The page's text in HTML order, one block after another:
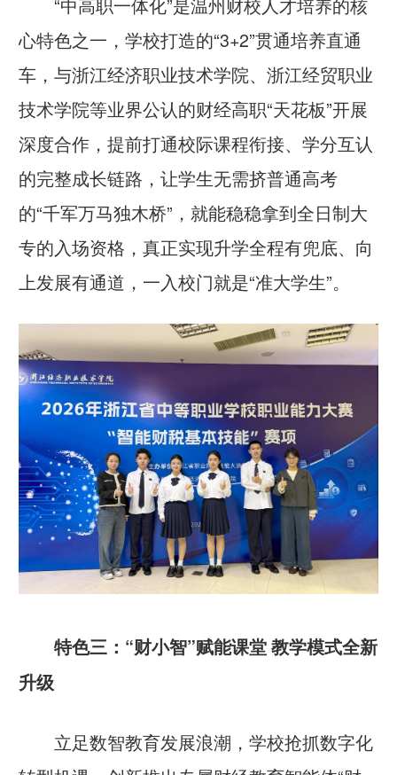
心特色之一，学校打造的“3+2”贯通培养直通
车，与浙江经济职业技术学院、浙江经贸职业
技术学院等业界公认的财经高职“天花板”开展
深度合作，提前打通校际课程衔接、学分互认
的完整成长链路，让学生无需挤普通高考
的“千军万马独木桥”，就能稳稳拿到全日制大
专的入场资格，真正实现升学全程有兜底、向
上发展有通道，一入校门就是“准大学生”。
特色三：“财小智”赋能课堂 教学模式全新
升级
立足数智教育发展浪潮，学校抢抓数字化